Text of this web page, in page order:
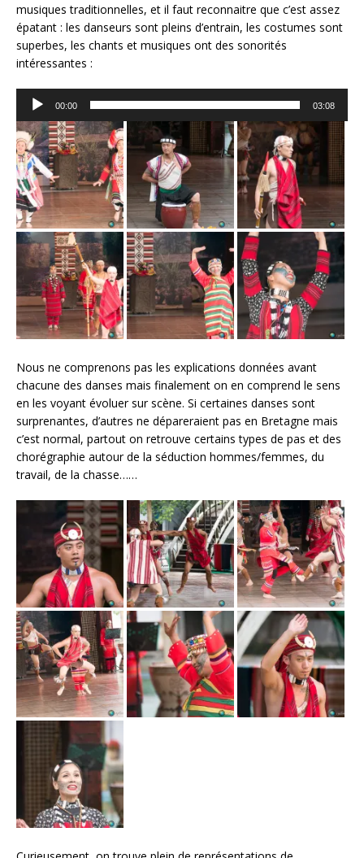
musiques traditionnelles, et il faut reconnaitre que c’est assez
épatant : les danseurs sont pleins d’entrain, les costumes sont
superbes, les chants et musiques ont des sonorités
intéressantes :
Lecteur
audio
00:00 03:08
Nous ne comprenons pas les explications données avant
chacune des danses mais finalement on en comprend le sens
en les voyant évoluer sur scène. Si certaines danses sont
surprenantes, d’autres ne dépareraient pas en Bretagne mais
c’est normal, partout on retrouve certains types de pas et des
chorégraphie autour de la séduction hommes/femmes, du
travail, de la chasse……